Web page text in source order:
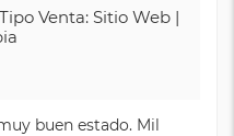
Venta: Sitio Web |
buen estado. Mil